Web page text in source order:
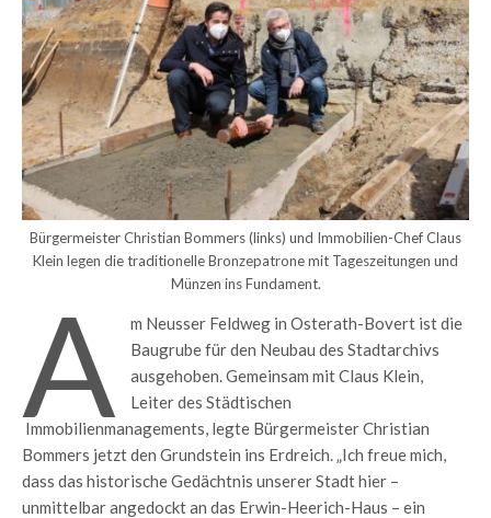
Bürgermeister Christian Bommers (links) und Immobilien-Chef Claus
Klein legen die traditionelle Bronzepatrone mit Tageszeitungen und
Münzen ins Fundament.
A
m Neusser Feldweg in Osterath-Bovert ist die
Baugrube für den Neubau des Stadtarchivs
ausgehoben. Gemeinsam mit Claus Klein,
Leiter des Städtischen
Immobilienmanagements, legte Bürgermeister Christian
Bommers jetzt den Grundstein ins Erdreich. „Ich freue mich,
dass das historische Gedächtnis unserer Stadt hier –
unmittelbar angedockt an das Erwin-Heerich-Haus – ein